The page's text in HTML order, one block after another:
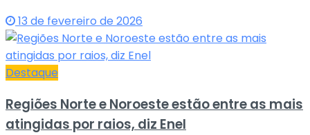
13 de fevereiro de 2026
Destaque
Regiões Norte e Noroeste estão entre as mais
atingidas por raios, diz Enel